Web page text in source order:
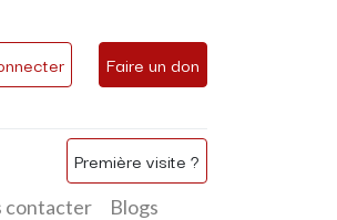
Faire un don
Première visite ?
contacter Blogs